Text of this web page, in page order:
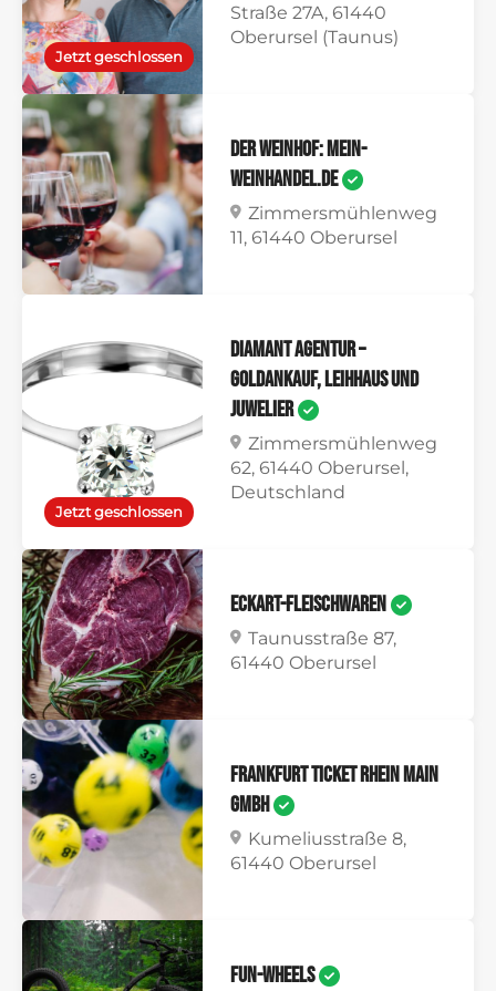
Jetzt geschlossen
Straße 27A, 61440
Oberursel (Taunus)
Der Weinhof: mein-
weinhandel.de
Zimmersmühlenweg
11, 61440 Oberursel
Jetzt geschlossen
Diamant Agentur –
Goldankauf, Leihhaus und
Juwelier
Zimmersmühlenweg
62, 61440 Oberursel,
Deutschland
Eckart-Fleischwaren
Taunusstraße 87,
61440 Oberursel
Frankfurt Ticket Rhein Main
GmbH
Kumeliusstraße 8,
61440 Oberursel
Fun-Wheels